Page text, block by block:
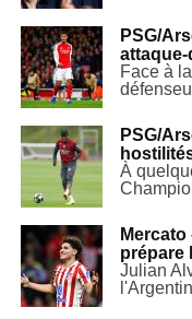
PSG/
Face à
PSG/
À
Mercato
prépare
Julian